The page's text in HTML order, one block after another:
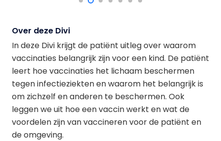
Over deze Divi
In deze Divi krijgt de patiënt uitleg over waarom
vaccinaties belangrijk zijn voor een kind. De patiënt
leert hoe vaccinaties het lichaam beschermen
tegen infectieziekten en waarom het belangrijk is
om zichzelf en anderen te beschermen. Ook
leggen we uit hoe een vaccin werkt en wat de
voordelen zijn van vaccineren voor de patiënt en
de omgeving.